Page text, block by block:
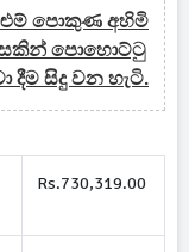
පොකුණ අහිමි
පොහොට්ටු
දීම සිදු වන හැටි.
Rs.730,319.00